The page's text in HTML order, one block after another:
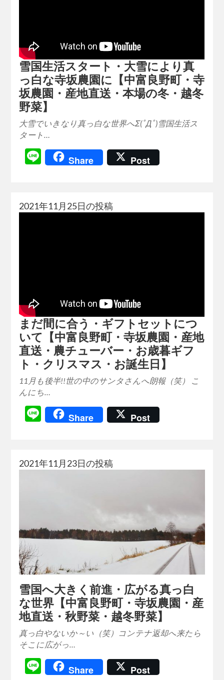
雪国生活スタート・大雪により真
っ白な寺坂農園に【中富良野町・寺
坂農園・産地直送・本場の冬・越冬
野菜】
大雪でいきなり真っ白な世界へΣ(ﾟДﾟ)雪国生活ス
タート…
LineShare Post
2021年11月25日の投稿
まだ間に合う・ギフトセットにつ
いて【中富良野町・寺坂農園・産地
直送・農チューバー・お歳暮ギフ
ト・クリスマス・お誕生日】
11月も後半!!世の中のサンタさんへ朗報（笑） こ
んにち…
LineShare Post
2021年11月23日の投稿
雪国へ大きく前進・広がる真っ白
な世界【中富良野町・寺坂農園・産
地直送・秋野菜・越冬野菜】
真っ白やないか～い（笑）コンテナ返却へ来たら
そこに広がっ…
LineShare Post